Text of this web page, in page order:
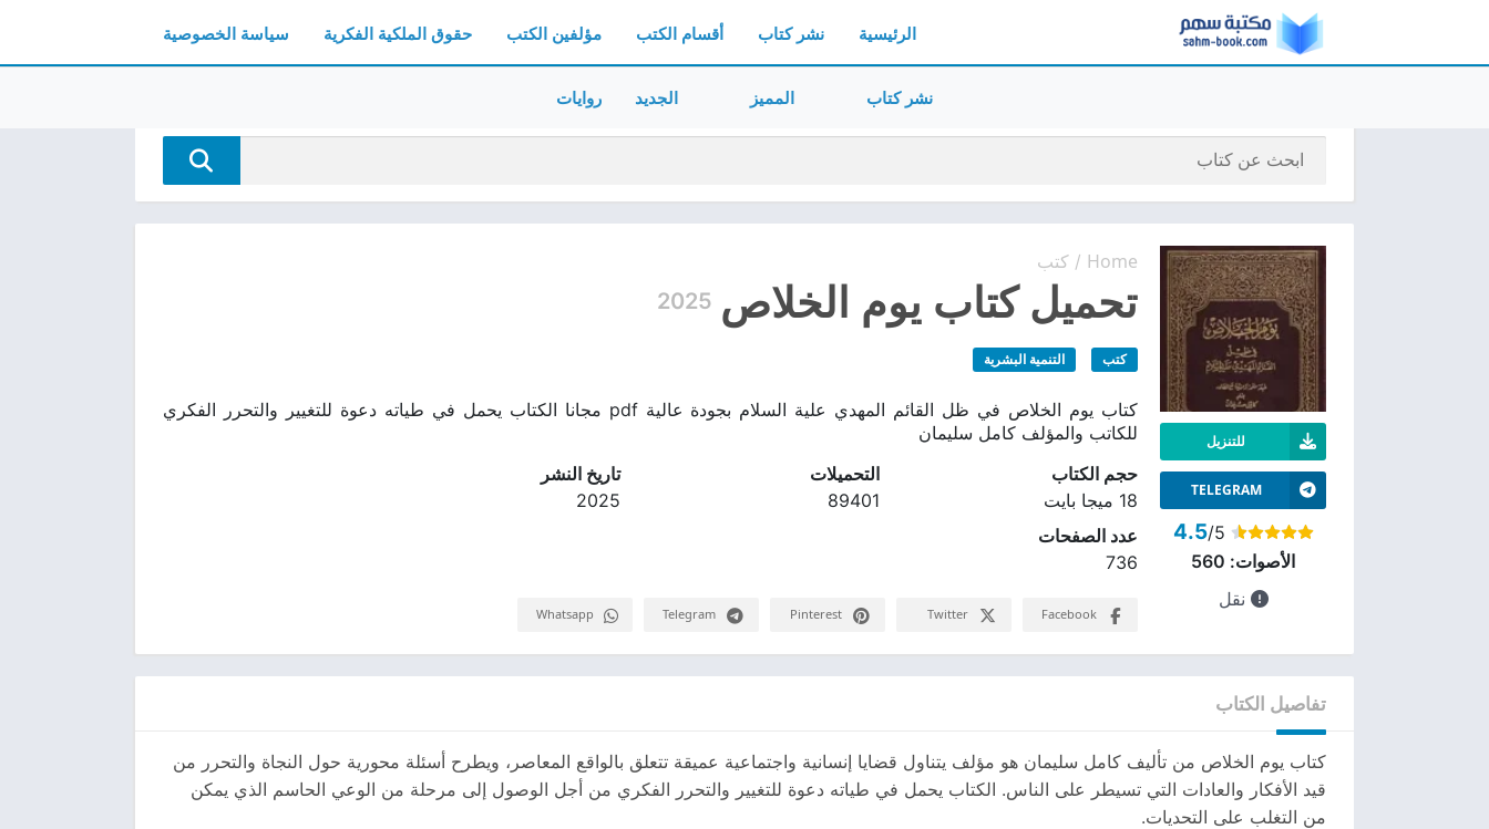
الرئيسية نشر كتاب أقسام الكتب مؤلفين الكتب حقوق الملكية الفكرية سياسة الخصوصية
نشر كتاب المميز الجديد روايات
Home
/ كتب
تحميل كتاب يوم الخلاص 2025
كتب التنمية البشرية
كتاب يوم الخلاص في ظل القائم المهدي علية السلام بجودة عالية pdf مجانا الكتاب يحمل في طياته دعوة للتغيير والتحرر الفكري
للكاتب والمؤلف كامل سليمان
للتنزيل
TELEGRAM
4.5/5
الأصوات: 560
نقل
حجم الكتاب
18 ميجا بايت
التحميلات
89401
تاريخ النشر
2025
عدد الصفحات
736
Facebook
Twitter
Pinterest
Telegram
Whatsapp
تفاصيل الكتاب
كتاب يوم الخلاص من تأليف كامل سليمان هو مؤلف يتناول قضايا إنسانية واجتماعية عميقة تتعلق بالواقع المعاصر، ويطرح أسئلة محورية حول النجاة والتحرر من
قيد الأفكار والعادات التي تسيطر على الناس. الكتاب يحمل في طياته دعوة للتغيير والتحرر الفكري من أجل الوصول إلى مرحلة من الوعي الحاسم الذي يمكن
من التغلب على التحديات.